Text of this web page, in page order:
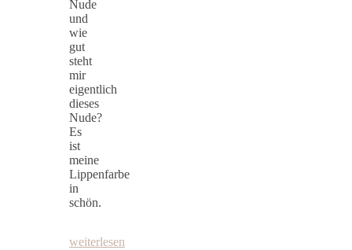
Nude
und
wie
gut
steht
mir
eigentlich
dieses
Nude?
Es
ist
meine
Lippenfarbe
in
schön.
weiterlesen